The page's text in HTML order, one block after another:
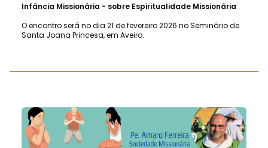
Infância Missionária - sobre Espiritualidade Missionária
O encontro será no dia 21 de fevereiro 2026 no Seminário de
Santa Joana Princesa, em Aveiro.